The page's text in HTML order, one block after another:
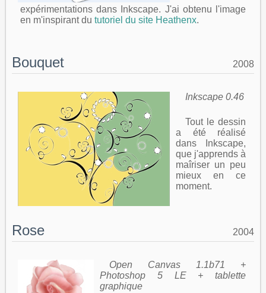
expérimentations dans Inkscape. J'ai obtenu l'image
en m'inspirant du tutoriel du site Heathenx.
Bouquet 2008
Inkscape 0.46
Tout le dessin
a été réalisé
dans Inkscape,
que j'apprends à
maîriser un peu
mieux en ce
moment.
Rose 2004
Open Canvas 1.1b71 +
Photoshop 5 LE + tablette
graphique